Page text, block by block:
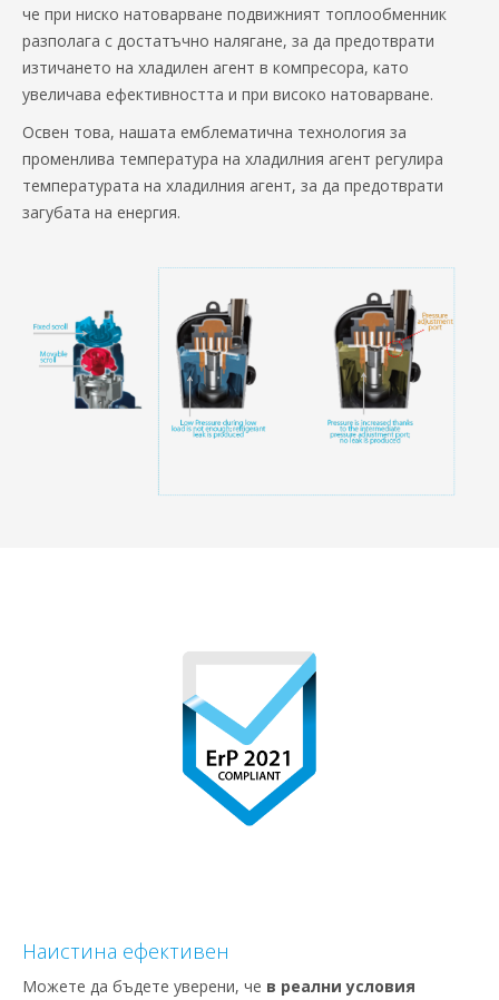
че при ниско натоварване подвижният топлообменник
разполага с достатъчно налягане, за да предотврати
изтичането на хладилен агент в компресора, като
увеличава ефективността и при високо натоварване.
Освен това, нашата емблематична технология за
променлива температура на хладилния агент регулира
температурата на хладилния агент, за да предотврати
загубата на енергия.
Наистина ефективен
Mожете да бъдете уверени, че в реални условия